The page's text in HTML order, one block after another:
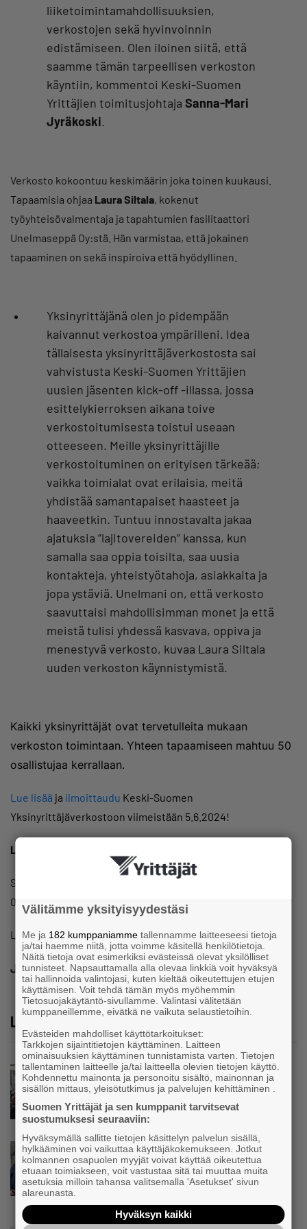
liiketoimintamahdollisuuksien,
verkostojen sekä hyvinvoinnin
edistämiseen. Olen iloinen siitä, että
saamme tämän tarpeellisen verkoston
käyntiin, kommentoi Keski-Suomen
Yrittäjien toimitusjohtaja Sanna-Mari
Jyräkoski.
Verkosto kokoontuu keskimäärin joka toinen kuukausi.
Tapaamisia ohjaa Laura Siltala, kokenut
työyhteisövalmentaja ja tapahtumien fasilitaattori
Unelmaseppä Oy:stä. Hän varmistaa, että jokainen
tapaaminen on sekä inspiroiva että hyödyllinen.
Yksinyrittäjänä olen jo pidempään
kaivannut verkostoa ympärilleni. Idea
tällaisesta yksinyrittäjäverkostosta sai
vahvistusta Keski-Suomen Yrittäjien
uusien jäsenten kick-off -illassa, jossa
esittelykierroksen aikana toive
verkostoitumisesta toistui useaan
otteeseen. Meille yksinyrittäjille
verkostoituminen on erityisen tärkeää;
vaikka toimialat ovat erilaisia, meitä
yhdistää samantapaiset haasteet ja
haaveetkin. Tuntuu innostavalta jakaa
ajatuksia ”lajitovereiden” kanssa, kun
samalla saa oppia toisilta, saa uusia
kontakteja, yhteistyötahoja, asiakkaita ja
jopa ystäviä. Unelmani on, että verkosto
saavuttaisi mahdollisimman monet ja että
meistä tulisi yhdessä kasvava, oppiva ja
menestyvä verkosto, kuvaa Laura Siltala
uuden verkoston käynnistymistä.
Kaikki yksinyrittäjät ovat tervetulleita mukaan
verkoston toimintaan. Yhteen tapaamiseen mahtuu 50
osallistujaa kerrallaan.
Lue lisää ja ilmoittaudu Keski-Suomen
Yksinyrittäjäverkostoon viimeistään 5.6.2024!
Lisätiedot:
Sanna-Mari Jyräkoski, sanna-mari.jyrakoski@yrittajat.fi, p.
050 563 7780
Laura Siltala, laura@unelmaseppa.fi, p. 045 638 1062
Jaa
Lue lisää
Uutinen
Keski-Suomen Yrittäjien näkemykset
yrittäjien eläkejärjestelmän uudistamisesta
Uutinen
Parikkalassa toimii yhä liike, jollainen alkaa
olla muualla harvinaisuus – Yrittäjä Hilkka
omansa
Välitämme yksityisyydestäsi
Me ja 182 kumppaniamme tallennamme laitteeseesi tietoja
ja/tai haemme niitä, jotta voimme käsitellä henkilötietoja.
Näitä tietoja ovat esimerkiksi evästeissä olevat yksilölliset
tunnisteet. Napsauttamalla alla olevaa linkkiä voit hyväksyä
tai hallinnoida valintojasi, kuten kieltää oikeutettujen etujen
käyttämisen. Voit tehdä tämän myös myöhemmin
Tietosuojakäytäntö-sivullamme. Valintasi välitetään
kumppaneillemme, eivätkä ne vaikuta selaustietoihin.
Evästeiden mahdolliset käyttötarkoitukset:
Tarkkojen sijaintitietojen käyttäminen. Laitteen
ominaisuuksien käyttäminen tunnistamista varten. Tietojen
tallentaminen laitteelle ja/tai laitteella olevien tietojen käyttö.
Kohdennettu mainonta ja personoitu sisältö, mainonnan ja
sisällön mittaus, yleisötutkimus ja palvelujen kehittäminen .
Suomen Yrittäjät ja sen kumppanit tarvitsevat
suostumuksesi seuraaviin:
Hyväksymällä sallitte tietojen käsittelyn palvelun sisällä,
hylkääminen voi vaikuttaa käyttäjäkokemukseen. Jotkut
kolmannen osapuolen myyjät voivat käyttää oikeutettua
etuaan toimiakseen, voit vastustaa sitä tai muuttaa muita
asetuksia milloin tahansa valitsemalla 'Asetukset' sivun
alareunasta.
Hyväksyn kaikki